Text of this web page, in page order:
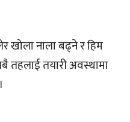
खोला नाला बढ्ने र हिम
तहलाई तयारी अवस्थामा